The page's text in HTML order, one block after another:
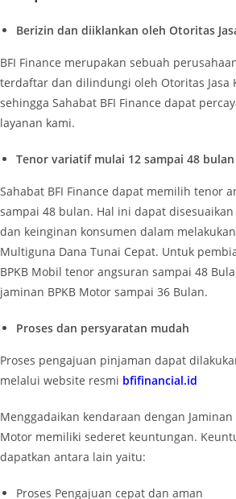
Berizin dan diiklankan oleh Otoritas
BFI Finance merupakan sebuah
terdaftar dan dilindungi oleh Otoritas Jasa
sehingga Sahabat BFI Finance dapat
layanan kami.
Tenor variatif mulai 12 sampai 48 bulan
Sahabat BFI Finance dapat memilih tenor
sampai 48 bulan. Hal ini dapat
dan keinginan konsumen dalam
Multiguna Dana Tunai Cepat. Untuk
BPKB Mobil tenor angsuran sampai 48
jaminan BPKB Motor sampai 36 Bulan.
Proses dan persyaratan mudah
Proses pengajuan pinjaman dapat
melalui website resmi bfifinancial.id
Menggadaikan kendaraan dengan Jaminan
Motor memiliki sederet keuntungan.
dapatkan antara lain yaitu:
Proses Pengajuan cepat dan aman